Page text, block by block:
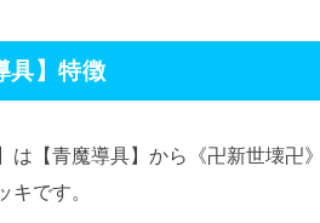
具】特徴
は【青魔導具】から《卍新世壊
キです。